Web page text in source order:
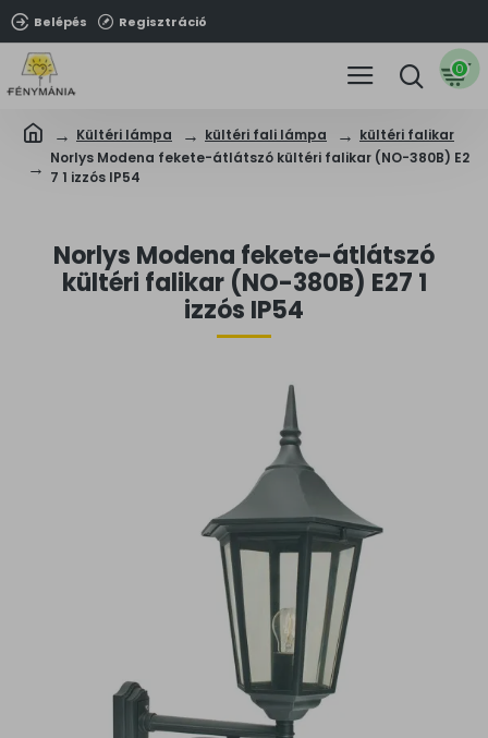
Belépés Regisztráció
0
Kültéri lámpa kültéri fali lámpa
kültéri falikar
Norlys Modena fekete-átlátszó kültéri falikar (NO-380B) E2
7 1 izzós IP54
Norlys Modena fekete-átlátszó
kültéri falikar (NO-380B) E27 1
izzós IP54